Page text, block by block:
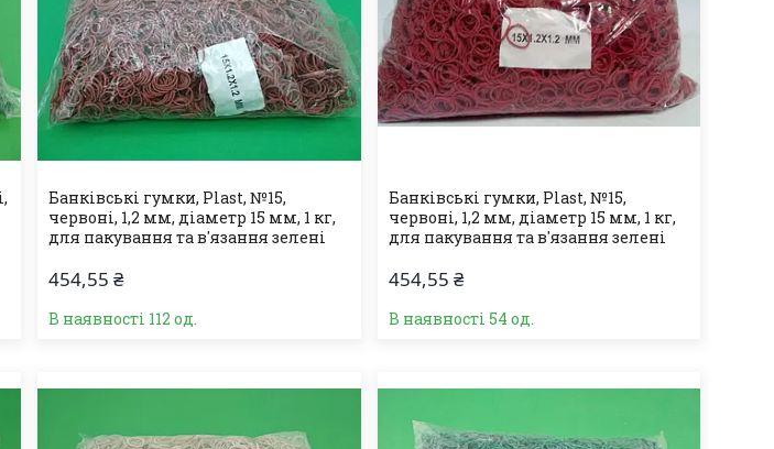
Банківські гумки, Plast, №15,
червоні, 1,2 мм, діаметр 15 мм, 1 кг,
для пакування та в'язання зелені
454,55 ₴
В наявності 112 од.
Банківські гумки, Plast, №15,
червоні, 1,2 мм, діаметр 15 мм, 1 кг,
для пакування та в'язання зелені
454,55 ₴
В наявності 54 од.